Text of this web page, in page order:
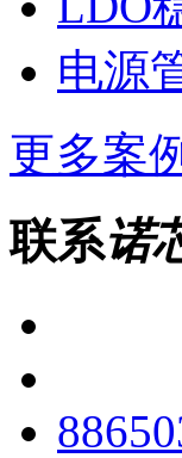
电源
更多案
联系诺